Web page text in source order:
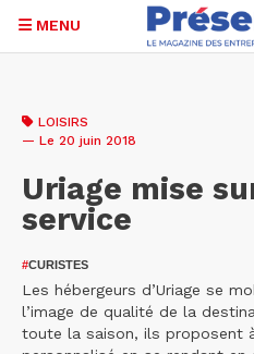
contenu
MENU
LOISIRS
— Le 20 juin 2018
Uriage mise
service
#CURISTES
Les hébergeurs d’Uriage se
l’image de qualité de la
toute la saison, ils proposent